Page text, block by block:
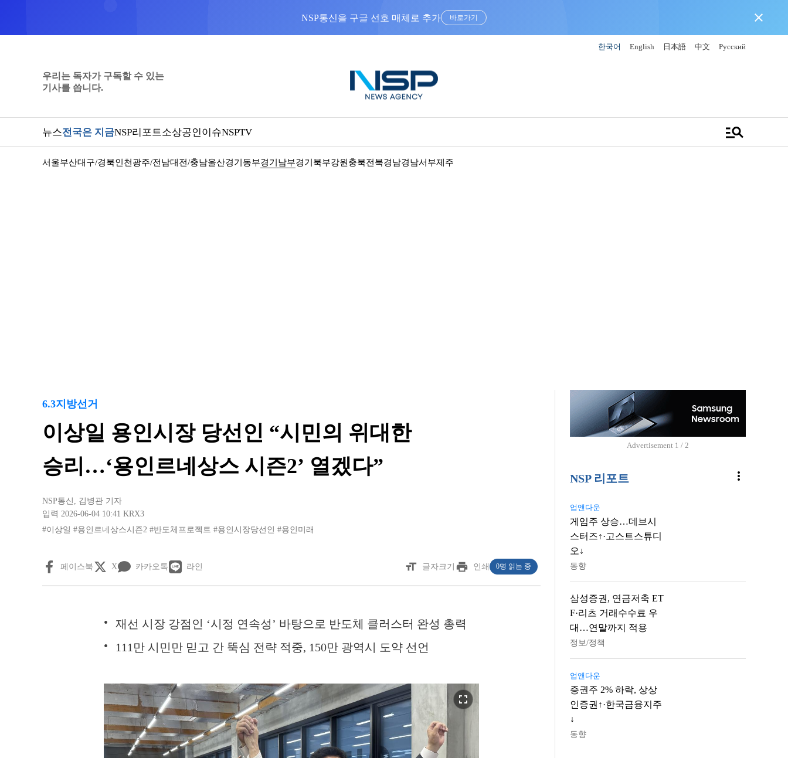
NSP통신을 구글 선호 매체로 추가 바로가기 close
한국어 English 日本語 中文 Русский
우리는 독자가 구독할 수 있는
기사를 씁니다.
뉴스전국은 지금NSP리포트소상공인이슈NSPTV manage_search
서울부산대구/경북인천 광주/전남대전/충남울산경기동부경기남부경기북부강원 충북전북경남경남서부제주
6.3지방선거
이상일 용인시장 당선인 “시민의 위대한
승리…‘용인르네상스 시즌2’ 열겠다”
NSP통신 , 김병관 기자
입력 2026-06-04 10:41 KRX3
#이상일 #용인르네상스시즌2 #반도체프로젝트 #용인시장당선인 #용인미래
페이스북 X 카카오톡 라인 format_size 글자크기 print 인쇄 0명 읽는 중
재선 시장 강점인 ‘시정 연속성’ 바탕으로 반도체 클러스터 완성 총력
111만 시민만 믿고 간 뚝심 전략 적중, 150만 광역시 도약 선언
fullscreen
Advertisement 1 / 2
NSP 리포트 more_vert
업앤다운
게임주 상승…데브시
스터즈↑·고스트스튜디
오↓
동향
삼성증권, 연금저축 ET
F·리츠 거래수수료 우
대…연말까지 적용
정보/정책
업앤다운
증권주 2% 하락, 상상
인증권↑·한국금융지주
↓
동향